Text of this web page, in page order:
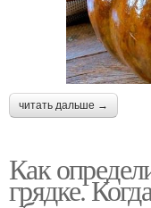
читать дальше →
Как
грядке.